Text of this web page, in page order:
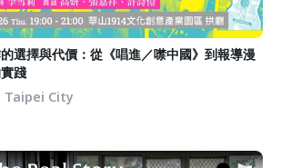
選擇與代價：從《唱進／噤中國》到報導漫
踐
Taipei City